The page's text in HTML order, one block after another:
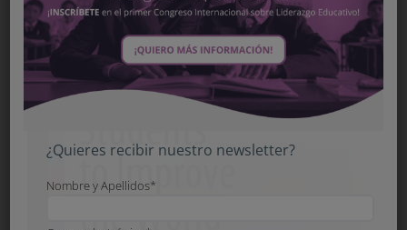
¿Quieres recibir nuestro newsletter?
Nombre y Apellidos*